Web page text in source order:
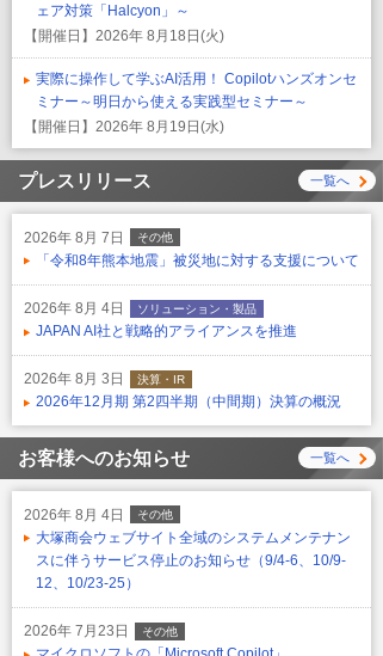
ェア対策「Halcyon」～
【開催日】 2026年 8月18日(火)
実際に操作して学ぶAI活用！ Copilotハンズオンセ
ミナー～明日から使える実践型セミナー～
【開催日】 2026年 8月19日(水)
プレスリリース 一覧へ
2026年 8月 7日 その他
「令和8年熊本地震」被災地に対する支援について
2026年 8月 4日 ソリューション・製品
JAPAN AI社と戦略的アライアンスを推進
2026年 8月 3日 決算・IR
2026年12月期 第2四半期（中間期）決算の概況
お客様へのお知らせ 一覧へ
2026年 8月 4日 その他
大塚商会ウェブサイト全域のシステムメンテナン
スに伴うサービス停止のお知らせ（9/4-6、10/9-
12、10/23-25）
2026年 7月23日 その他